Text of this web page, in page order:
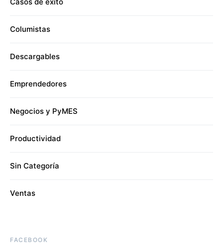
Columistas
Descargables
Emprendedores
Negocios y PyMES
Productividad
Sin Categoría
Ventas
FACEBOOK